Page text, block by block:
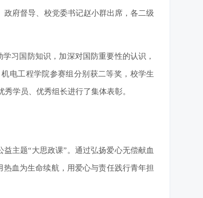
政府督导、校党委书记赵小群出席，各二级
习国防知识，加深对国防重要性的认识，
电工程学院参赛组分别获二等奖，校学生
学员、优秀组长进行了集体表彰。
主题“大思政课”。通过弘扬爱心无偿献血
血为生命续航，用爱心与责任践行青年担